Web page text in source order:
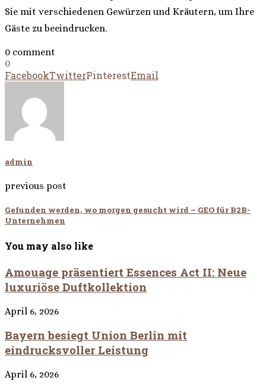
Sie mit verschiedenen Gewürzen und Kräutern, um Ihre
Gäste zu beeindrucken.
0 comment
0
FacebookTwitterPinterestEmail
admin
previous post
Gefunden werden, wo morgen gesucht wird – GEO für B2B-
Unternehmen
You may also like
Amouage präsentiert Essences Act II: Neue
luxuriöse Duftkollektion
April 6, 2026
Bayern besiegt Union Berlin mit
eindrucksvoller Leistung
April 6, 2026